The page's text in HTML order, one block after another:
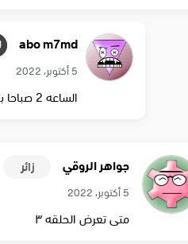
abo m7md
5 أكتوبر، 2022
الساعه 2 صباحا بتوقيت مصر ان شاء الله
جواهر الروقي زائر
5 أكتوبر، 2022
متى تعرض الحلقه ٣